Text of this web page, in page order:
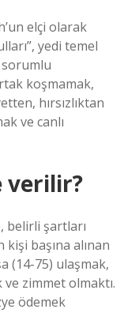
elçi olarak
yedi temel
koşmamak,
hırsızlıktan
ve canlı
verilir?
belirli şartları
başına alınan
(14-75) ulaşmak,
zimmet olmaktı.
ödemek